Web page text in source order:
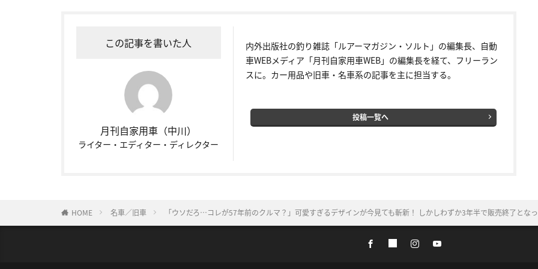
この記事を書いた人
月刊自家用車（中川）
ライター・エディター・ディレクター
内外出版社の釣り雑誌「ルアーマガジン・ソルト」の編集長、自動
車WEBメディア「月刊自家用車WEB」の編集長を経て、フリーラン
スに。カー用品や旧車・名車系の記事を主に担当する。
投稿一覧へ
HOME 名車／旧車 「ウソだろ…コレが57年前のクルマ？」可愛すぎるデザインが今見ても斬新！ しかしわずか3年半で販売終了とな